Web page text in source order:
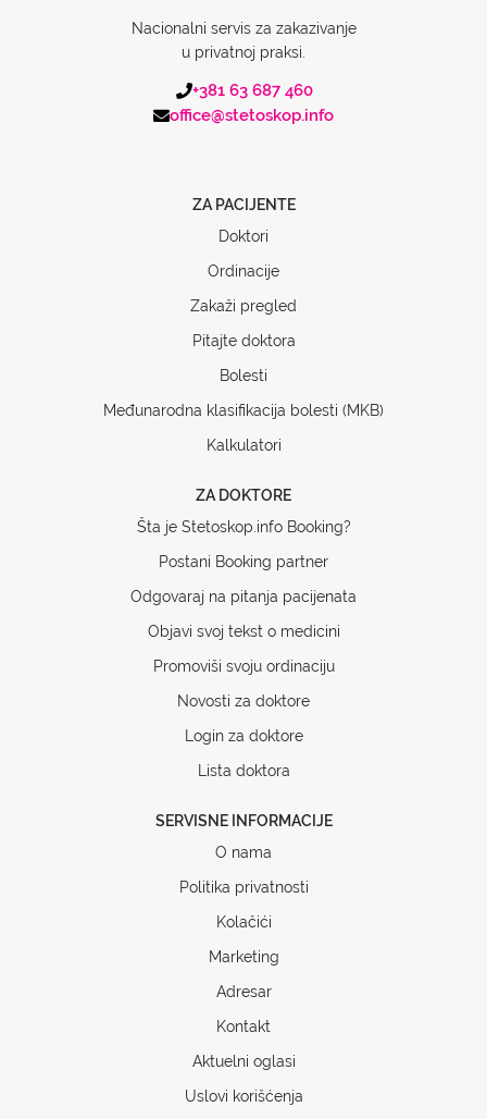
Nacionalni servis za zakazivanje
u privatnoj praksi.
+381 63 687 460
office@stetoskop.info
ZA PACIJENTE
Doktori
Ordinacije
Zakaži pregled
Pitajte doktora
Bolesti
Međunarodna klasifikacija bolesti (MKB)
Kalkulatori
ZA DOKTORE
Šta je Stetoskop.info Booking?
Postani Booking partner
Odgovaraj na pitanja pacijenata
Objavi svoj tekst o medicini
Promoviši svoju ordinaciju
Novosti za doktore
Login za doktore
Lista doktora
SERVISNE INFORMACIJE
O nama
Politika privatnosti
Kolačići
Marketing
Adresar
Kontakt
Aktuelni oglasi
Uslovi korišćenja